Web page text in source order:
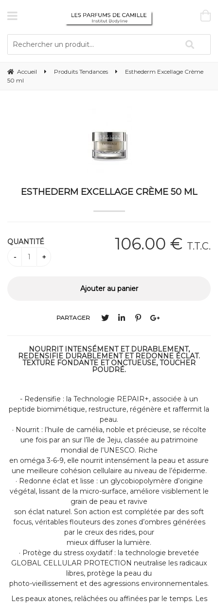
Accueil Produits Tendances
Esthederm Excellage Crème
50 ml
ESTHEDERM EXCELLAGE CRÈME 50 ML
106.00 € T.T.C.
QUANTITÉ
PARTAGER
NOURRIT INTENSÉMENT ET DURABLEMENT,
REDENSIFIE DURABLEMENT ET REDONNE ÉCLAT.
TEXTURE FONDANTE ET ONCTUEUSE, TOUCHER
POUDRÉ.
- Redensifie : la Technologie REPAIR+, associée à un
peptide biomimétique, restructure, régénère et raffermit la
peau.
· Nourrit : l’huile de camélia, noble et précieuse, se récolte
une fois par an sur l’île de Jeju, classée au patrimoine
mondial de l’UNESCO. Riche
en oméga 3-6-9, elle nourrit intensément la peau et assure
une meilleure cohésion cellulaire au niveau de l’épiderme.
· Redonne éclat et lisse : un glycobiopolymère d’origine
végétal, lissant de la micro-surface, améliore visiblement le
grain de peau et ravive
son éclat naturel. Son action est complétée par des soft
focus, véritables flouteurs des zones d’ombres générées
par le creux des rides, pour
mieux diffuser la lumière.
· Protège du stress oxydatif : la technologie brevetée
GLOBAL CELLULAR PROTECTION neutralise les radicaux
libres, protège la peau du
photo-vieillissement et des agressions environnementales.
Les peaux atones, relâchées ou affinées par le temps. Les